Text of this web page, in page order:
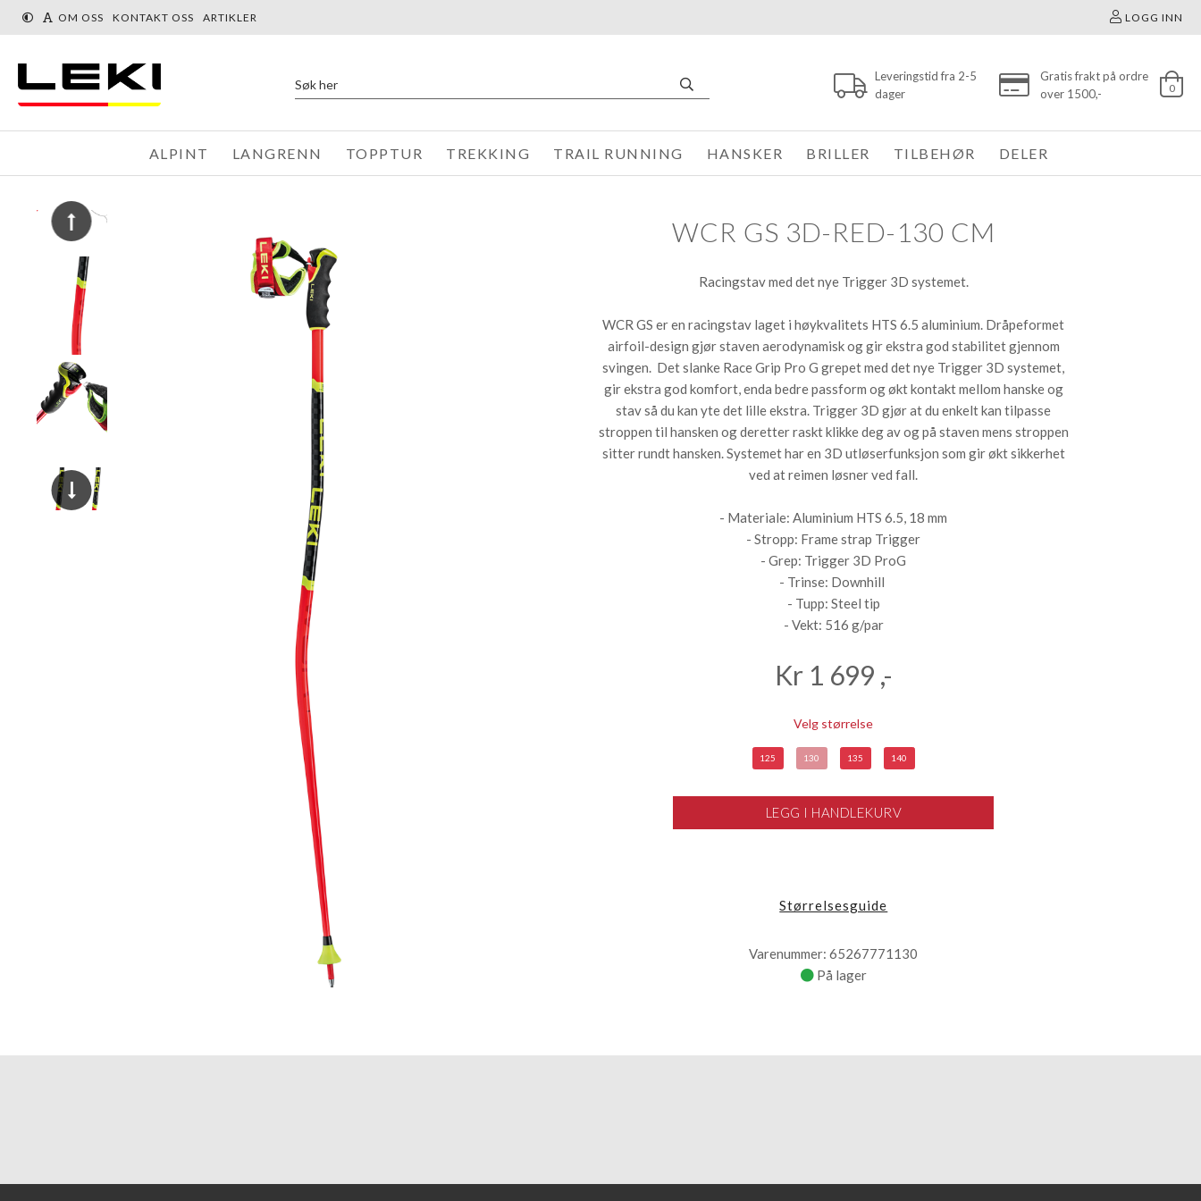
OM OSS KONTAKT OSS ARTIKLER LOGG INN
Leveringstid fra 2-5
dager
Gratis frakt på ordre
over 1500,-
0
ALPINT LANGRENN TOPPTUR TREKKING TRAIL RUNNING HANSKER BRILLER TILBEHØR DELER
« Tilbake Du er her: Produkter Alpint Racing
WCR GS 3D-RED-130 CM
Racingstav med det nye Trigger 3D systemet.
WCR GS er en racingstav laget i høykvalitets HTS 6.5 aluminium. Dråpeformet
airfoil-design gjør staven aerodynamisk og gir ekstra god stabilitet gjennom
svingen. Det slanke Race Grip Pro G grepet med det nye Trigger 3D systemet,
gir ekstra god komfort, enda bedre passform og økt kontakt mellom hanske og
stav så du kan yte det lille ekstra. Trigger 3D gjør at du enkelt kan tilpasse
stroppen til hansken og deretter raskt klikke deg av og på staven mens stroppen
sitter rundt hansken. Systemet har en 3D utløserfunksjon som gir økt sikkerhet
ved at reimen løsner ved fall.
- Materiale: Aluminium HTS 6.5, 18 mm
- Stropp: Frame strap Trigger
- Grep: Trigger 3D ProG
- Trinse: Downhill
- Tupp: Steel tip
- Vekt: 516 g/par
Kr 1 699 ,-
Velg størrelse
125 130 135 140
LEGG I HANDLEKURV
Størrelsesguide
Varenummer: 65267771130
På lager